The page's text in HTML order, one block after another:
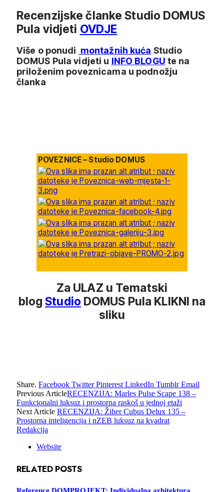
Recenzijske članke Studio DOMUS
Pula vidjeti OVDJE
Više o ponudi montažnih kuća Studio
DOMUS Pula vidjeti u INFO BLOGU te na
priloženim poveznicama u podnožju
članka
POVEZNICE – Studio DOMUS
Za ULAZ u Tematski
blogStudio DOMUS Pula KLIKNI na
sliku
Share. Facebook Twitter Pinterest LinkedIn Tumblr Email
Previous ArticleRECENZIJA: Marles Pulse Scape 138 –
Funkcionalni luksuz i prostorna raskoš u jednoj etaži
Next Article RECENZIJA: Žiher Cubus Delux 135 –
Prostorna inteligencija i nZEB luksuz na kvadrat
Redakcija
Website
RELATED POSTS
Reference DOMPROJEKT: Individualna arhitektura